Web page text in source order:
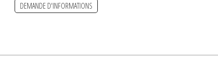
DEMANDE D'INFORMATIONS